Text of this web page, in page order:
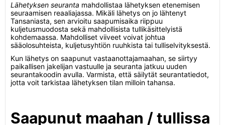
Lähetyksen seuranta mahdollistaa lähetyksen etenemisen
seuraamisen reaaliajassa. Mikäli lähetys on jo lähtenyt
Tansaniasta, sen arvioitu saapumisaika riippuu
kuljetusmuodosta sekä mahdollisista tullikäsittelyistä
kohdemaassa. Mahdolliset viiveet voivat johtua
sääolosuhteista, kuljetusyhtiön ruuhkista tai tulliselvityksestä.
Kun lähetys on saapunut vastaanottajamaahan, se siirtyy
paikallisen jakelijan vastuulle ja seuranta jatkuu uuden
seurantakoodin avulla. Varmista, että säilytät seurantatiedot,
jotta voit tarkistaa lähetyksen tilan milloin tahansa.
Saapunut maahan / tullissa